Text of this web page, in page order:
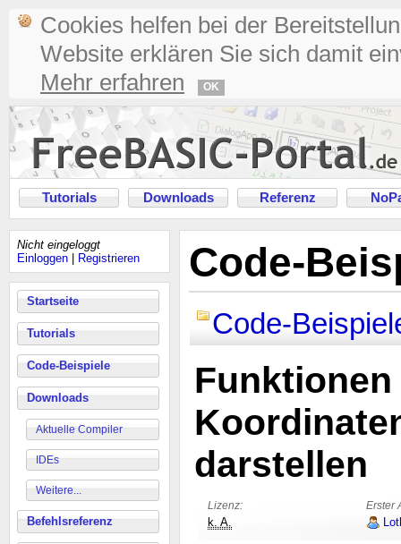
Cookies helfen bei der
Website erklären Sie sich damit
Mehr erfahren
OK
Tutorials Downloads Referenz
Nicht eingeloggt
Einloggen
Registrieren
Startseite
Tutorials
Code-Beispiele
Downloads
Aktuelle Compiler
IDEs
Weitere...
Befehlsreferenz
Code-
Code-
Funktionen
darstellen
Lizenz: Erster
k. A.